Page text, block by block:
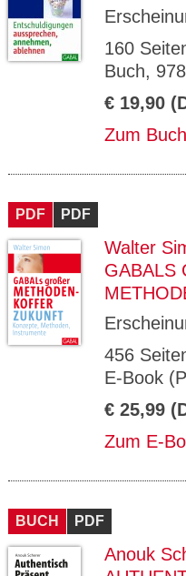
160
Buch,
€ 19,90
Zum Buch
PDF PDF
Walter
GABALS
456
E-Book
€ 25,99
Zum E-
BUCH PDF
Anouk